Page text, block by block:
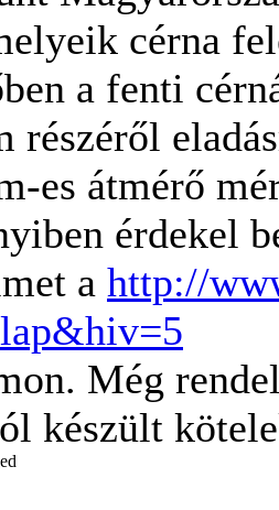
cérna
a fenti
részéről
es átmérő
érdekel
a http://
Még
készült